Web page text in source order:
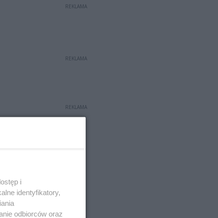
REKLAMA
REKLAMA
REKLAMA
i
identyfikatory,
odbiorców oraz